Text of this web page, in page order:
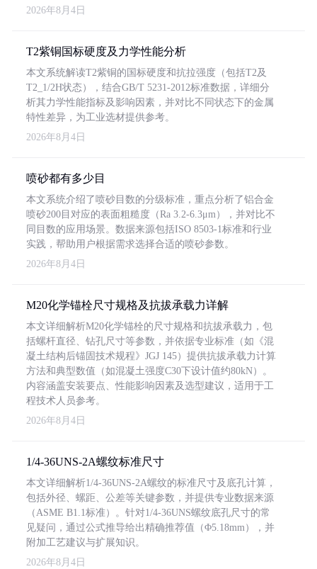
2026年8月4日
T2紫铜国标硬度及力学性能分析
本文系统解读T2紫铜的国标硬度和抗拉强度（包括T2及
T2_1/2H状态），结合GB/T 5231-2012标准数据，详细分
析其力学性能指标及影响因素，并对比不同状态下的金属
特性差异，为工业选材提供参考。
2026年8月4日
喷砂都有多少目
本文系统介绍了喷砂目数的分级标准，重点分析了铝合金
喷砂200目对应的表面粗糙度（Ra 3.2-6.3μm），并对比不
同目数的应用场景。数据来源包括ISO 8503-1标准和行业
实践，帮助用户根据需求选择合适的喷砂参数。
2026年8月4日
M20化学锚栓尺寸规格及抗拔承载力详解
本文详细解析M20化学锚栓的尺寸规格和抗拔承载力，包
括螺杆直径、钻孔尺寸等参数，并依据专业标准（如《混
凝土结构后锚固技术规程》JGJ 145）提供抗拔承载力计算
方法和典型数值（如混凝土强度C30下设计值约80kN）。
内容涵盖安装要点、性能影响因素及选型建议，适用于工
程技术人员参考。
2026年8月4日
1/4-36UNS-2A螺纹标准尺寸
本文详细解析1/4-36UNS-2A螺纹的标准尺寸及底孔计算，
包括外径、螺距、公差等关键参数，并提供专业数据来源
（ASME B1.1标准）。针对1/4-36UNS螺纹底孔尺寸的常
见疑问，通过公式推导给出精确推荐值（Φ5.18mm），并
附加工艺建议与扩展知识。
2026年8月4日